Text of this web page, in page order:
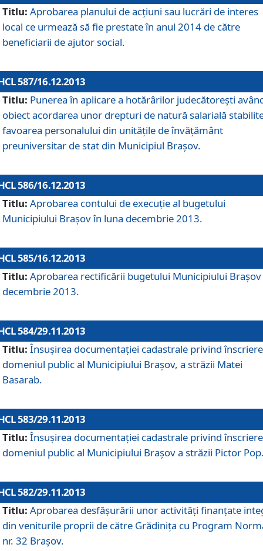
Titlu: Aprobarea planului de acţiuni sau lucrări de interes
local ce urmează să fie prestate în anul 2014 de către
beneficiarii de ajutor social.
587/16.12.2013
Titlu: Punerea în aplicare a hotărârilor judecătoreşti
obiect acordarea unor drepturi de natură salarială
favoarea personalului din unităţile de învăţământ
preuniversitar de stat din Municipiul Braşov.
586/16.12.2013
Titlu: Aprobarea contului de execuţie al bugetului
Municipiului Braşov în luna decembrie 2013.
585/16.12.2013
Titlu: Aprobarea rectificării bugetului Municipiului Braşov
decembrie 2013.
584/29.11.2013
Titlu: Însuşirea documentaţiei cadastrale privind
domeniul public al Municipiului Braşov, a străzii Matei
Basarab.
583/29.11.2013
Titlu: Însuşirea documentaţiei cadastrale privind
domeniul public al Municipiului Braşov a străzii Pictor
582/29.11.2013
Titlu: Aprobarea desfăşurării unor activităţi finanţate
din veniturile proprii de către Grădiniţa cu Program
nr. 32 Braşov.